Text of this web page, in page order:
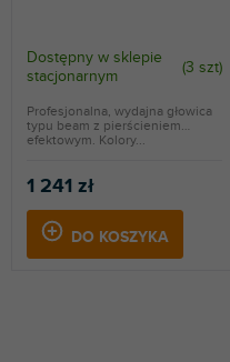
Dostępny w sklepie
stacjonarnym
(3 szt)
1 241 zł
DO KOSZYKA
Profesjonalna, wydajna głowica
typu beam z pierścieniem
efektowym. Kolory...